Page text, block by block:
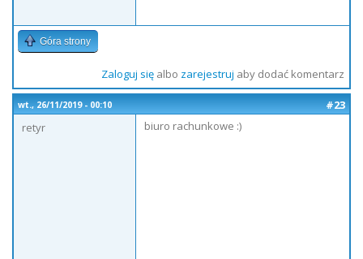
Góra strony
Zaloguj sięalbo zarejestruj aby dodać komentarz
wt., 26/11/2019 - 00:10
#23
retyr
biuro rachunkowe :)